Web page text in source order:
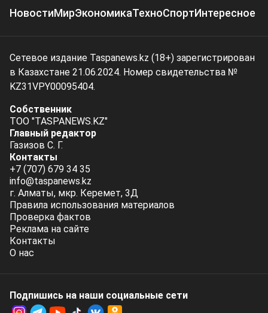
НовостиМирЭкономикаТехноСпортИнтересное
Сетевое издание Taspanews.kz (18+) зарегистрирован
в Казахстане 21.06.2024. Номер свидетельства №
KZ31VPY00095404.
Собственник
ТОО "TASPANEWS.KZ"
Главный редактор
Газизов С. Г.
Контакты
+7 (707) 679 34 35
info@taspanews.kz
г. Алматы, мкр. Керемет, 3Д
Правила использования материалов
Проверка фактов
Реклама на сайте
Контакты
О нас
Подпишись на наши социальные cети